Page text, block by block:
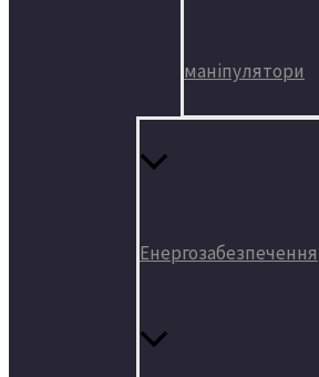
маніпулятори
Енергозабезпечення